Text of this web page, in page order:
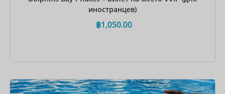
иностранцев)
฿1,050.00
Забронировать сейчас